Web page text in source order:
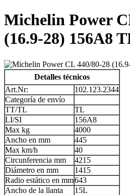
Michelin Power
(16.9-28) 156A8
Detalles técnicos
Art.Nr:
102.123.2344
Categoría de envío
TT/TL
TL
LI/SI
156A8
Max kg
4000
Ancho en mm
445
Max km/h
40
Circunferencia mm
4215
Diámetro en mm
1415
Radio estático en mm643
Ancho de la llanta
15L